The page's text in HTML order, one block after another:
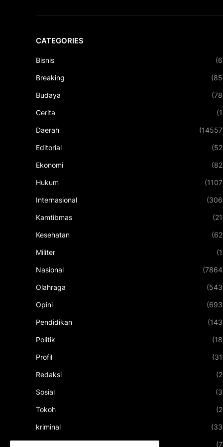
CATEGORIES
Bisnis
Breaking
Budaya
Cerita
Daerah
Editorial
Ekonomi
Hukum
Internasional
Kamtibmas
Kesehatan
Militer
Nasional
Olahraga
Opini
Pendidikan
Politik
Profil
Redaksi
Sosial
Tokoh
kriminal